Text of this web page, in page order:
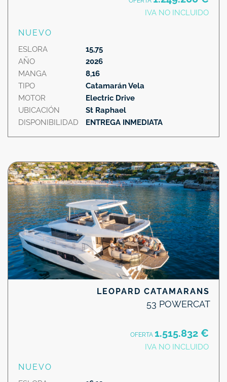
IVA NO INCLUIDO
NUEVO
ESLORA
AÑO
MANGA
TIPO
MOTOR
UBICACIÓN
DISPONIBILIDAD
15,75
2026
8,16
Catamarán Vela
Electric Drive
St Raphael
ENTREGA INMEDIATA
LEOPARD CATAMARANS
53 POWERCAT
OFERTA 1.515.832 €
IVA NO INCLUIDO
NUEVO